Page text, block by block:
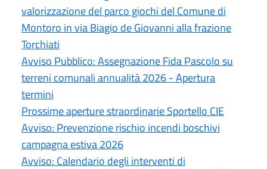
valorizzazione del parco giochi del Comune di
Montoro in via Biagio de Giovanni alla frazione
Torchiati
Avviso Pubblico: Assegnazione Fida Pascolo su
terreni comunali annualità 2026 - Apertura
termini
Prossime aperture straordinarie Sportello CIE
Avviso: Prevenzione rischio incendi boschivi
campagna estiva 2026
Avviso: Calendario degli interventi di